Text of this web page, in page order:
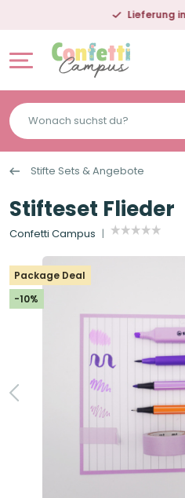
Lieferung
Wonach
suchst
du?
Stifte Sets & Angebote
Stifteset Flieder
Confetti Campus
Package Deal
-10%